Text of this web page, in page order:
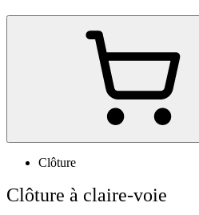
Clôture
Clôture à claire-voie